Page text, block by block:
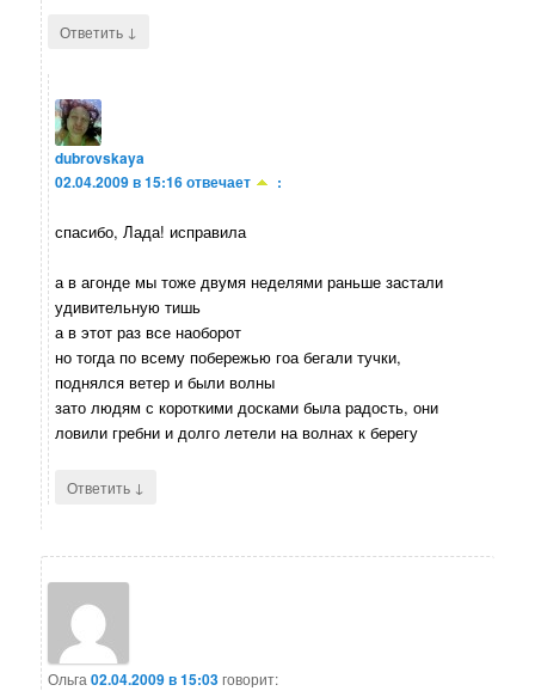
Ответить ↓
dubrovskaya
02.04.2009 в 15:16отвечает :
спасибо, Лада! исправила
а в агонде мы тоже двумя неделями раньше застали
удивительную тишь
а в этот раз все наоборот
но тогда по всему побережью гоа бегали тучки,
поднялся ветер и были волны
зато людям с короткими досками была радость, они
ловили гребни и долго летели на волнах к берегу
Ответить ↓
Ольга 02.04.2009 в 15:03говорит: